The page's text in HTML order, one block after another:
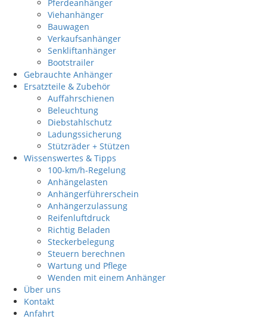
Pferdeanhänger
Viehanhänger
Bauwagen
Verkaufsanhänger
Senkliftanhänger
Bootstrailer
Gebrauchte Anhänger
Ersatzteile & Zubehör
Auffahrschienen
Beleuchtung
Diebstahlschutz
Ladungssicherung
Stützräder + Stützen
Wissenswertes & Tipps
100-km/h-Regelung
Anhängelasten
Anhängerführerschein
Anhängerzulassung
Reifenluftdruck
Richtig Beladen
Steckerbelegung
Steuern berechnen
Wartung und Pflege
Wenden mit einem Anhänger
Über uns
Kontakt
Anfahrt